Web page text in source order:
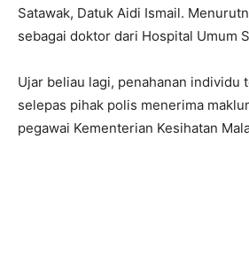
Satawak, Datuk Aidi Ismail.
sebagai doktor dari Hospital Umum
Ujar beliau lagi, penahanan individu
selepas pihak polis menerima
pegawai Kementerian Kesihatan